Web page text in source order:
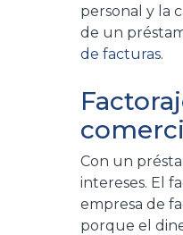
personal y la
de un
de facturas.
Con un
intereses. El
empresa de
porque el